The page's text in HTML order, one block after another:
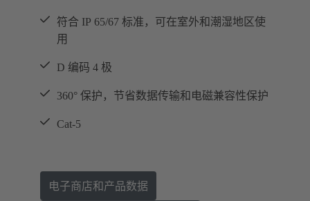
符合 IP 65/67 标准，可在室外和潮湿地区使
用
D 编码 4 极
360° 保护，节省数据传输和电磁兼容性保护
Cat-5
电子商店和产品数据